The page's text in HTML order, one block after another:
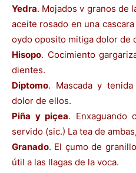
Yedra. Mojados v granos de
aceite rosado en una
oydo oposito mitiga dolor de
Hisopo. Cocimiento
dientes.
Diptomo. Mascada y
dolor de ellos.
Piña y piçea. Enxaguando
servido (sic.) La tea de
Granado. El çumo de
útil a las llagas de la voca.